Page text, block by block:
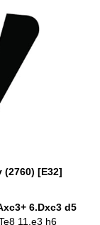
(2760) [E32]
6.Dxc3 d5
11.e3 h6